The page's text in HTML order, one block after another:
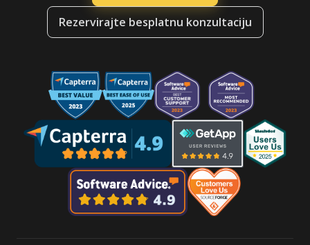
Rezervirajte besplatnu konzultaciju